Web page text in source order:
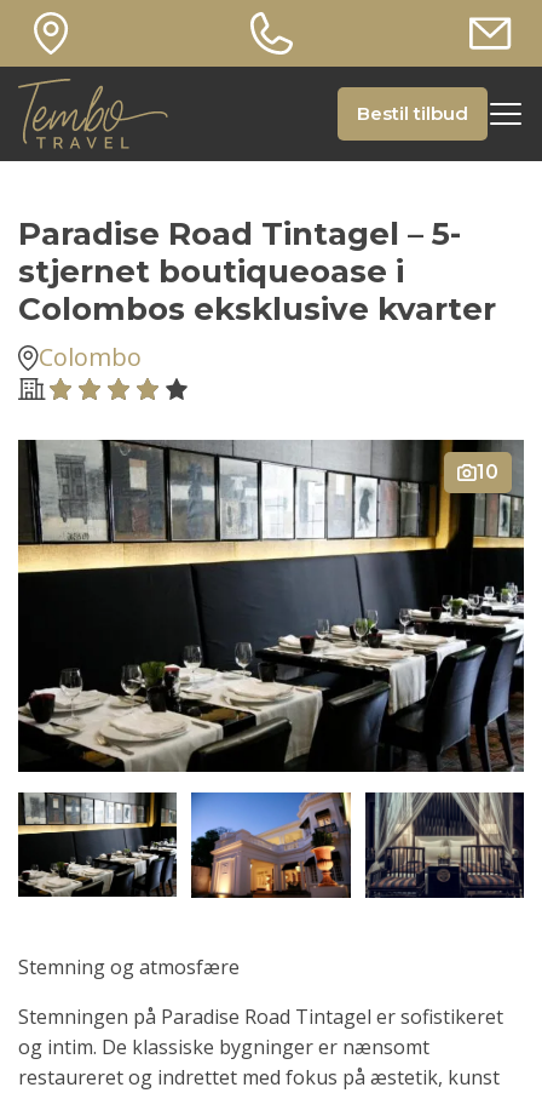
Bestil tilbud
Paradise Road Tintagel – 5-
stjernet boutiqueoase i
Colombos eksklusive kvarter
Colombo
10
Stemning og atmosfære
Stemningen på Paradise Road Tintagel er sofistikeret
og intim. De klassiske bygninger er nænsomt
restaureret og indrettet med fokus på æstetik, kunst